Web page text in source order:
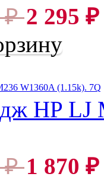
₽ 2 295 ₽
HP
₽ 1 870 ₽